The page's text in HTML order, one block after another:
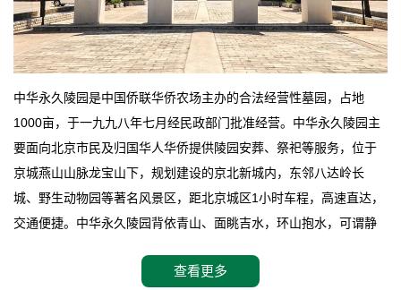
中华永久陵园是中国侨联华侨农场主办的合法经营性墓园，占地
1000亩，于一九九八年七月经民政部门批准经营。中华永久陵园主
要面向北京市民及归国华人华侨提供陵园安葬、祭祀等服务，位于
京城燕山山脉龙宝山下，规划建设的京北新城内，东邻八达岭长
城、野生动物园等著名风景区，距北京城区1小时车程，高速直达，
交通便捷。中华永久陵园背依青山、面眺吉水，环山抱水，可谓静
地。在总体设计上完全以中国传统文化作为前渠，由三条山脊环绕
查看更多